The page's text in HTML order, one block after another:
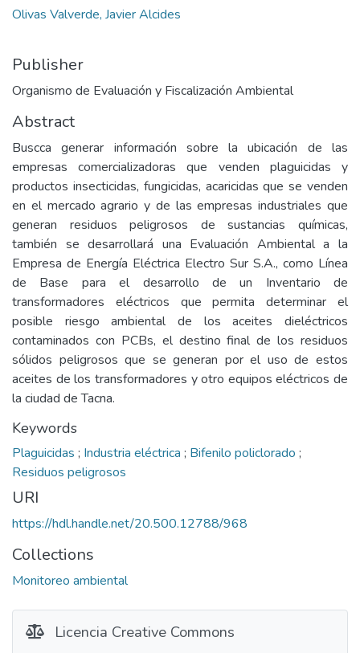
Olivas Valverde, Javier Alcides
Publisher
Organismo de Evaluación y Fiscalización Ambiental
Abstract
Buscca generar información sobre la ubicación de las
empresas comercializadoras que venden plaguicidas y
productos insecticidas, fungicidas, acaricidas que se venden
en el mercado agrario y de las empresas industriales que
generan residuos peligrosos de sustancias químicas,
también se desarrollará una Evaluación Ambiental a la
Empresa de Energía Eléctrica Electro Sur S.A., como Línea
de Base para el desarrollo de un Inventario de
transformadores eléctricos que permita determinar el
posible riesgo ambiental de los aceites dieléctricos
contaminados con PCBs, el destino final de los residuos
sólidos peligrosos que se generan por el uso de estos
aceites de los transformadores y otro equipos eléctricos de
la ciudad de Tacna.
Keywords
Plaguicidas ; Industria eléctrica ; Bifenilo policlorado ;
Residuos peligrosos
URI
https://hdl.handle.net/20.500.12788/968
Collections
Monitoreo ambiental
Licencia Creative Commons